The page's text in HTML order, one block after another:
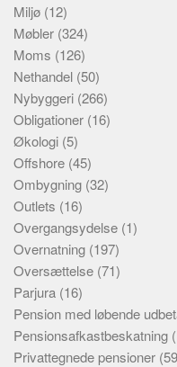
Miljø (12)
Møbler (324)
Moms (126)
Nethandel (50)
Nybyggeri (266)
Obligationer (16)
Økologi (5)
Offshore (45)
Ombygning (32)
Outlets (16)
Overgangsydelse (1)
Overnatning (197)
Oversættelse (71)
Parjura (16)
Pension med løbende
Pensionsafkastbeskatning
Privattegnede pensioner